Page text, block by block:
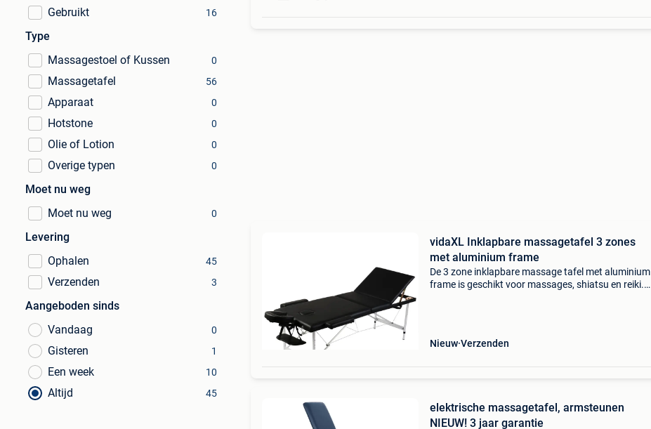
Gebruikt 16
Type
Massagestoel of Kussen
0
Massagetafel 56
Apparaat 0
Hotstone 0
Olie of Lotion 0
Overige typen 0
Moet nu weg
Moet nu weg
0
Levering
Ophalen
45
Verzenden 3
Aangeboden sinds
Vandaag
0
Gisteren 1
Een week 10
Altijd 45
vidaXL Inklapbare massagetafel 3 zones
met aluminium frame
De 3 zone inklapbare massage tafel met aluminium
frame is geschikt voor massages, shiatsu en reiki.
Nieuw Verzenden
elektrische massagetafel, armsteunen
NIEUW! 3 jaar garantie